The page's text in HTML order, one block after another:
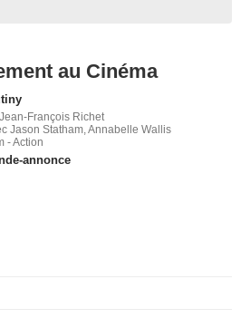
au Cinéma
François Richet
Jason Statham, Annabelle Wallis
- Action
annonce